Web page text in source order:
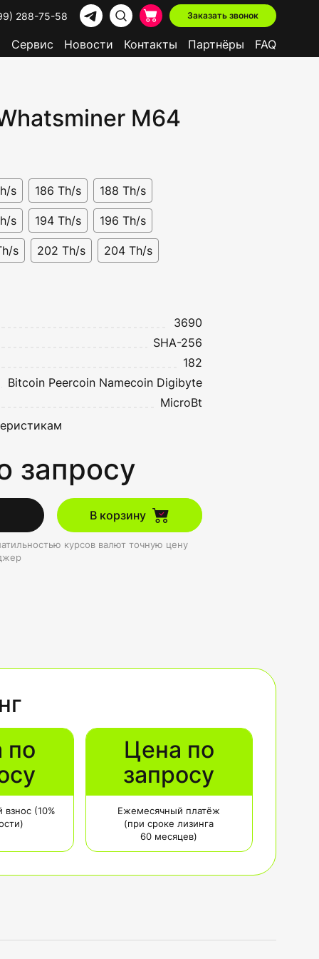
288-75-58 Заказать звонок
Сервис Новости Контакты Партнёры FAQ
M64
s 186 Th/s 188 Th/s
s 194 Th/s 196 Th/s
s 202 Th/s 204 Th/s
3690
SHA-256
182
Bitcoin Peercoin Namecoin Digibyte
MicroBt
запросу
В корзину
курсов валют точную цену
по
(10%
Цена по
запросу
Ежемесячный платёж
(при сроке лизинга
60 месяцев)